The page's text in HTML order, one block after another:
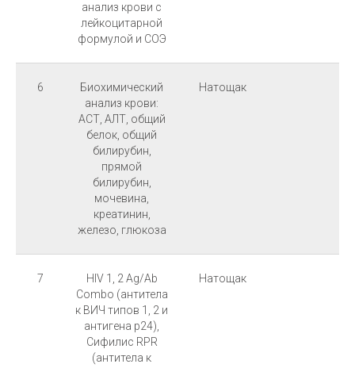
анализ крови с
лейкоцитарной
формулой и СОЭ
6
Биохимический
анализ крови:
АСТ, АЛТ, общий
белок, общий
билирубин,
прямой
билирубин,
мочевина,
креатинин,
железо, глюкоза
Натощак
7
HIV 1, 2 Ag/Ab
Combo (антитела
к ВИЧ типов 1, 2 и
антигена p24),
Cифилис RPR
(антитела к
Натощак